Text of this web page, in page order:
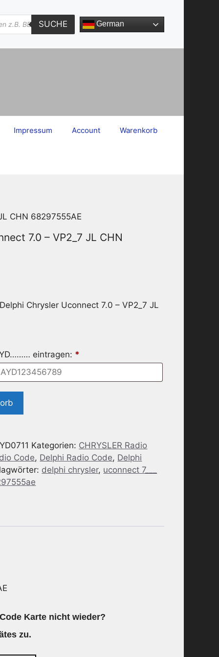
SUCHE German
Impressum Account Warenkorb
CHN 68297555AE
7.0 – VP2_7 JL CHN
Chrysler Uconnect 7.0 – VP2_7 JL
eintragen: *
Kategorien: CHRYSLER Radio
Code, Delphi Radio Code, Delphi
delphi chrysler, uconnect 7___
Karte nicht wieder?
zu.